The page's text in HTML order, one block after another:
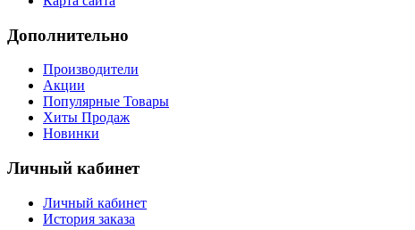
Дополнительно
Производители
Акции
Популярные Товары
Хиты Продаж
Новинки
Личный кабинет
Личный кабинет
История заказа